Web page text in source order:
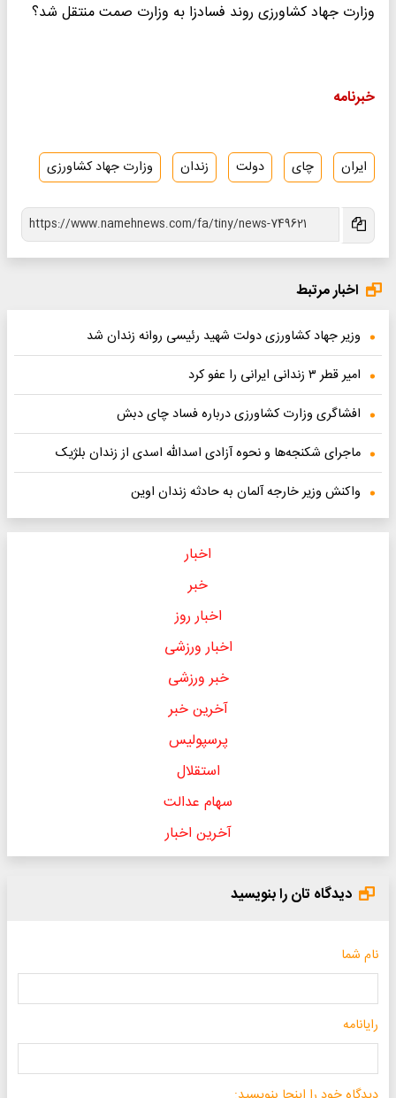
وزارت جهاد کشاورزی روند فسادزا به وزارت صمت منتقل شد؟
خبرنامه
ایران چای دولت زندان وزارت جهاد کشاورزی
اخبار مرتبط
وزیر جهاد کشاورزی دولت شهید رئیسی روانه زندان شد
امیر قطر ۳ زندانی ایرانی را عفو‌ کرد
افشاگری وزارت کشاورزی درباره فساد چای دبش
ماجرای شکنجه‌ها و نحوه آزادی اسدالله اسدی از زندان بلژیک
واکنش وزیر خارجه آلمان به حادثه زندان اوین
اخبار
خبر
اخبار روز
اخبار ورزشی
خبر ورزشی
آخرین خبر
پرسپولیس
استقلال
سهام عدالت
آخرین اخبار
دیدگاه تان را بنویسید
نام شما
رایانامه